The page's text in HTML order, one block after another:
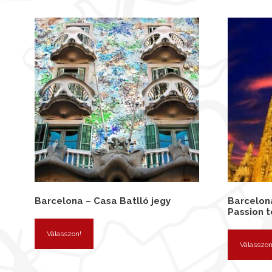
Barcelona – Casa Batlló jegy
Válasszon!
Passion